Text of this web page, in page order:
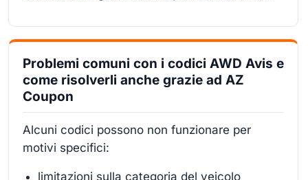
Problemi comuni con i codici AWD Avis e
come risolverli anche grazie ad AZ
Coupon
Alcuni codici possono non funzionare per
motivi specifici:
limitazioni sulla categoria del veicolo